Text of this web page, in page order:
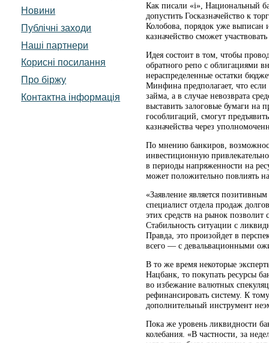
Новини
Публічні заходи
Наші партнери
Корисні посилання
Про біржу
Контактна інформація
Как писали «i», Национальный
допустить Госказначейство к
Колобова, порядок уже выписан
казначейство сможет
Идея состоит в том, чтобы
обратного репо с облигациями
нераспределенные остатки
Минфина предполагает, что если
займа, а в случае невозврата
выставить залоговые бумаги на
гособлигаций, смогут
казначейства через
По мнению банкиров,
инвестиционную
в периоды напряженности на
может положительно повлиять
«Заявление является
специалист отдела продаж
этих средств на рынок
Стабильность ситуации с
Правда, это произойдет в
всего — с девальвационными
В то же время некоторые
Нацбанк, то покупать ресурсы
во избежание валютных
рефинансировать систему. К
дополнительный инструмент
Пока же уровень ликвидности
колебания. «В частности, за